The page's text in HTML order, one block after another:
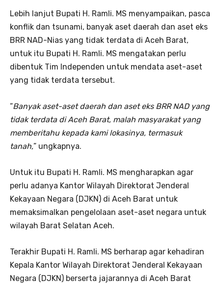
Lebih lanjut Bupati H. Ramli. MS menyampaikan, pasca
konflik dan tsunami, banyak aset daerah dan aset eks
BRR NAD-Nias yang tidak terdata di Aceh Barat,
untuk itu Bupati H. Ramli. MS mengatakan perlu
dibentuk Tim Independen untuk mendata aset-aset
yang tidak terdata tersebut.
“Banyak aset-aset daerah dan aset eks BRR NAD yang
tidak terdata di Aceh Barat, malah masyarakat yang
memberitahu kepada kami lokasinya, termasuk
tanah,” ungkapnya.
Untuk itu Bupati H. Ramli. MS mengharapkan agar
perlu adanya Kantor Wilayah Direktorat Jenderal
Kekayaan Negara (DJKN) di Aceh Barat untuk
memaksimalkan pengelolaan aset-aset negara untuk
wilayah Barat Selatan Aceh.
Terakhir Bupati H. Ramli. MS berharap agar kehadiran
Kepala Kantor Wilayah Direktorat Jenderal Kekayaan
Negara (DJKN) berserta jajarannya di Aceh Barat